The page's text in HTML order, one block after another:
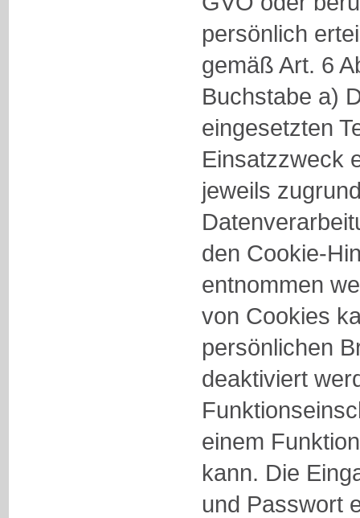
persönlich
gemäß Art. 6
Buchstabe a)
eingesetzten
Einsatzzweck
jeweils
den Cookie-
entnommen
von Cookies
persönlichen
deaktiviert
einem
kann. Die
und Passwort